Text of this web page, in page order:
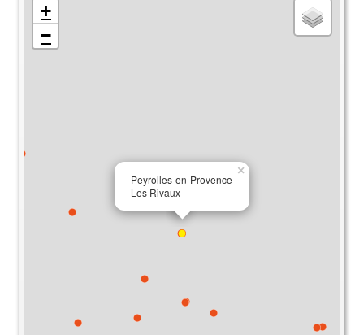
Peyrolles-en-Provence
Les Rivaux
×
+
−